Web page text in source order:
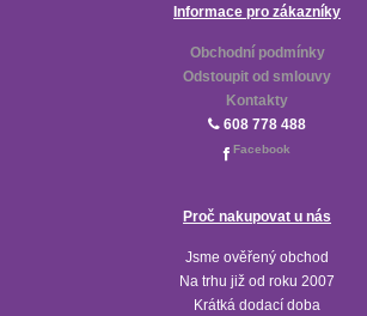
Informace pro zákazníky
Obchodní podmínky
Odstoupit od smlouvy
Kontakty
608 778 488
Facebook
Proč nakupovat u nás
Jsme ověřený obchod
Na trhu již od roku 2007
Krátká dodací doba